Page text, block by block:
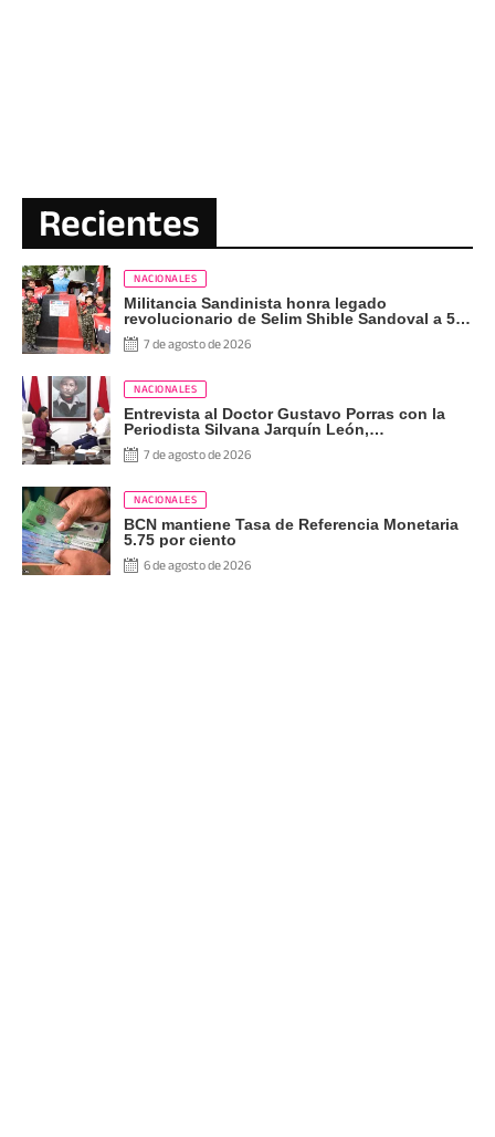
Recientes
NACIONALES
Militancia Sandinista honra legado
revolucionario de Selim Shible Sandoval a 59
años de su paso a la inmortalidad
7 de agosto de 2026
NACIONALES
Entrevista al Doctor Gustavo Porras con la
Periodista Silvana Jarquín León,
Corresponsal de RT en Nicaragua
7 de agosto de 2026
NACIONALES
BCN mantiene Tasa de Referencia Monetaria
5.75 por ciento
6 de agosto de 2026